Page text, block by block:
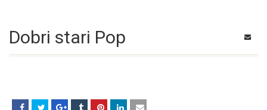
Dobri stari Pop